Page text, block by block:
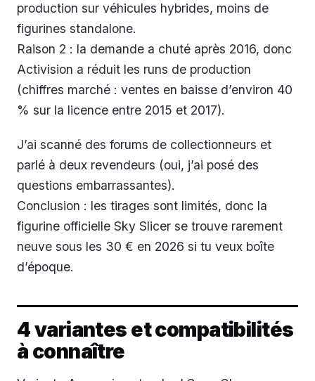
production sur véhicules hybrides, moins de
figurines standalone.
Raison 2 : la demande a chuté après 2016, donc
Activision a réduit les runs de production
(chiffres marché : ventes en baisse d’environ 40
% sur la licence entre 2015 et 2017).
J’ai scanné des forums de collectionneurs et
parlé à deux revendeurs (oui, j’ai posé des
questions embarrassantes).
Conclusion : les tirages sont limités, donc la
figurine officielle Sky Slicer se trouve rarement
neuve sous les 30 € en 2026 si tu veux boîte
d’époque.
4 variantes et compatibilités
à connaître